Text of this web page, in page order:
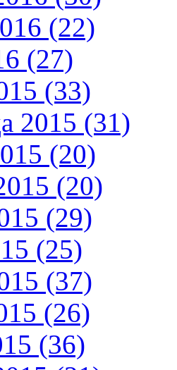
(22)
(27)
(33)
2015 (31)
(20)
(20)
(29)
(25)
(37)
(26)
(36)